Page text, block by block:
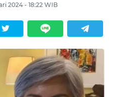
2024 - 18:22 WIB